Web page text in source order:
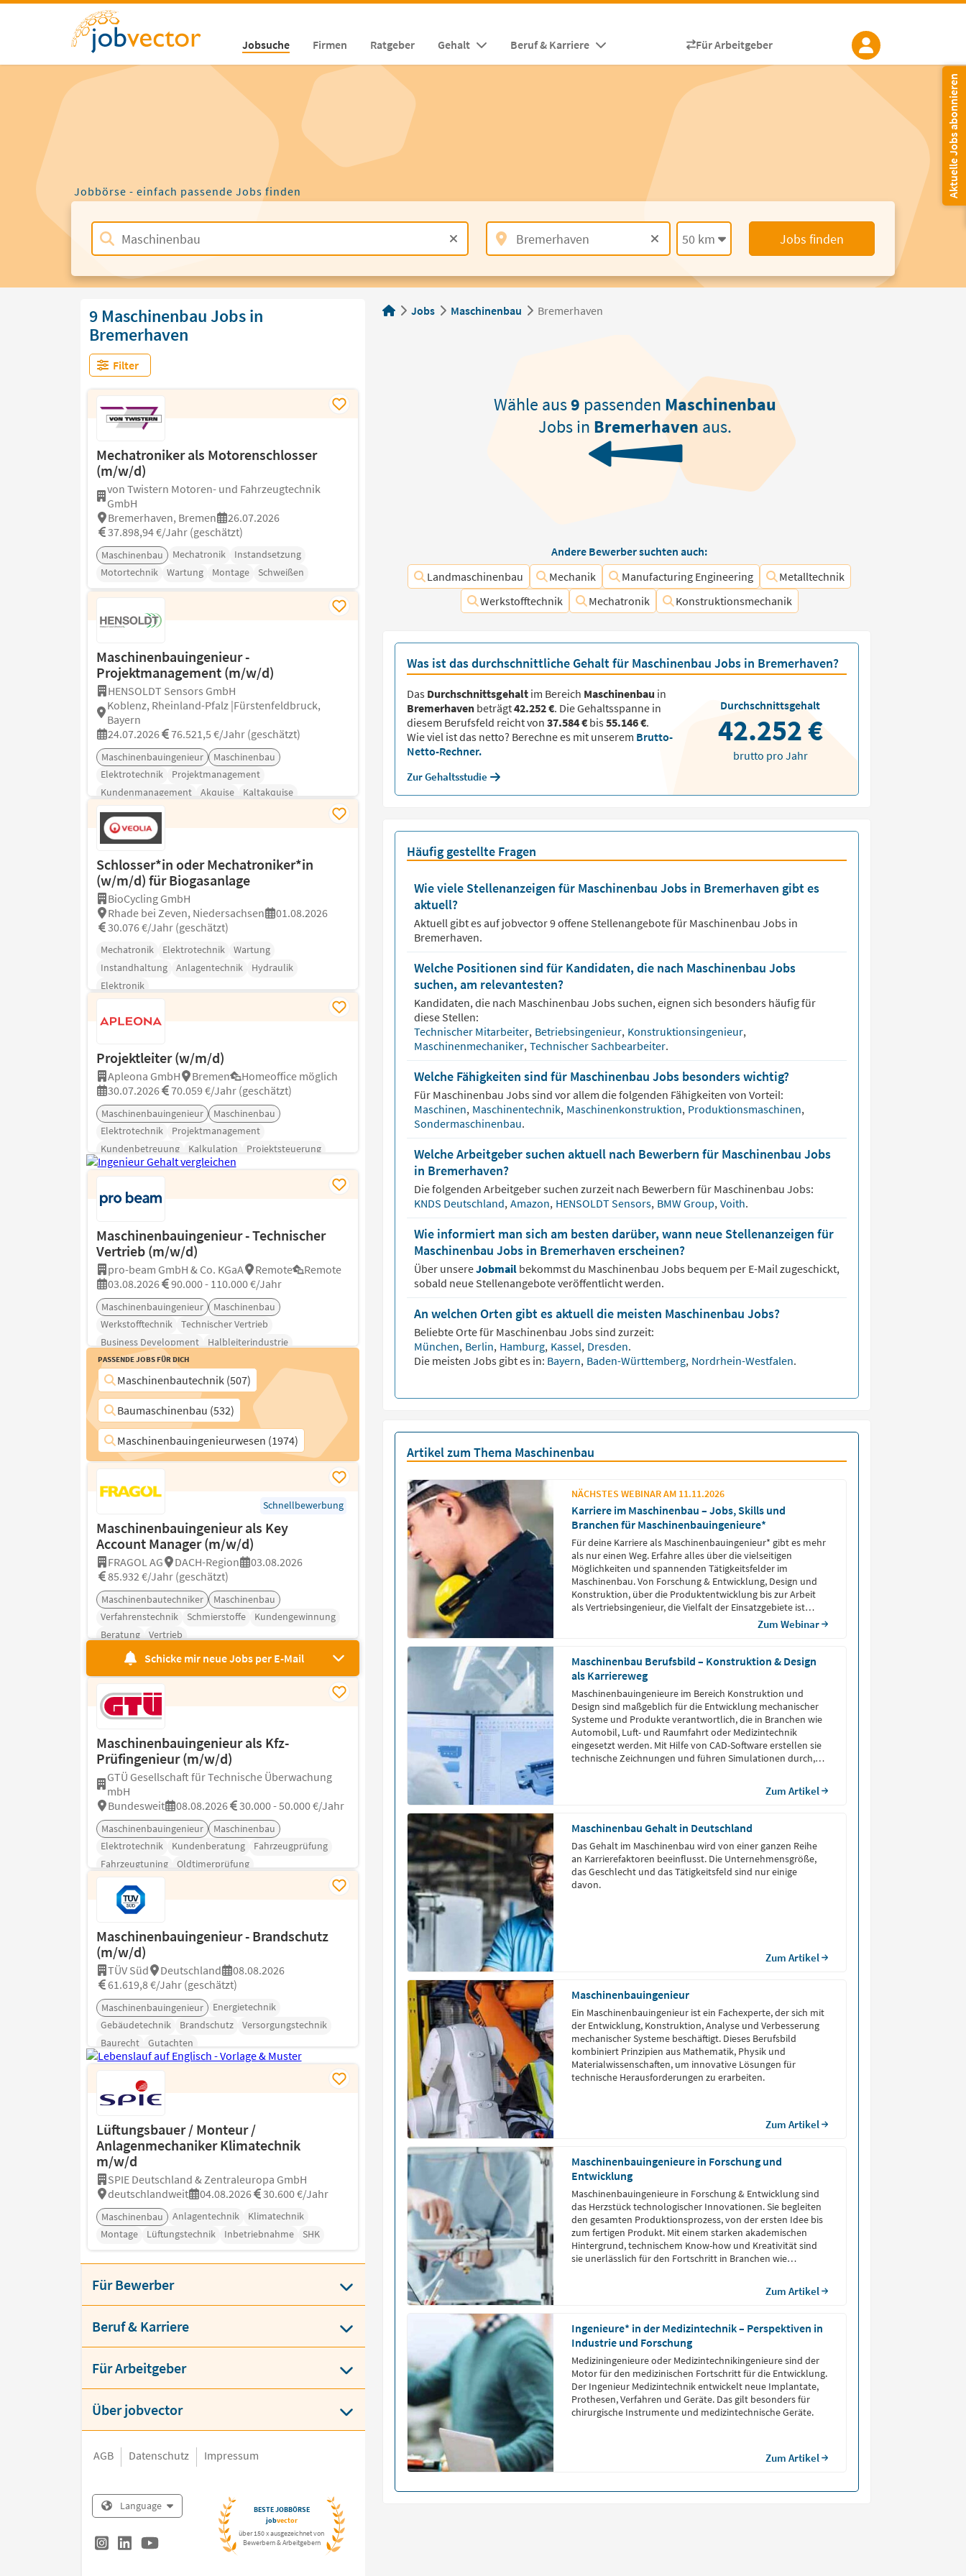
Jobsuche Firmen Ratgeber Gehalt Beruf & Karriere Für Arbeitgeber
Aktuelle Jobs abonnieren
Jobbörse - einfach passende Jobs finden
50 km Jobs finden
9 Maschinenbau Jobs in
Bremerhaven
Filter
Mechatroniker als Motorenschlosser
(m/w/d)
von Twistern Motoren- und Fahrzeugtechnik
GmbH
Bremerhaven, Bremen
26.07.2026
37.898,94 €/Jahr (geschätzt)
Maschinenbau Mechatronik
Instandsetzung
Motortechnik
Wartung Montage Schweißen
Maschinenbauingenieur -
Projektmanagement (m/w/d)
HENSOLDT Sensors GmbH
Koblenz, Rheinland-Pfalz |Fürstenfeldbruck,
Bayern
24.07.2026
76.521,5 €/Jahr (geschätzt)
Maschinenbauingenieur
Maschinenbau
Elektrotechnik
Projektmanagement
Kundenmanagement
Akquise Kaltakquise
Schlosser*in oder Mechatroniker*in
(w/m/d) für Biogasanlage
BioCycling GmbH
Rhade bei Zeven, Niedersachsen
01.08.2026
30.076 €/Jahr (geschätzt)
Mechatronik Elektrotechnik
Wartung
Instandhaltung
Anlagentechnik
Hydraulik
Elektronik
Projektleiter (w/m/d)
Apleona GmbH Bremen
Homeoffice möglich
30.07.2026
70.059 €/Jahr (geschätzt)
Maschinenbauingenieur
Maschinenbau
Elektrotechnik
Projektmanagement
Kundenbetreuung
Kalkulation Projektsteuerung
Maschinenbauingenieur - Technischer
Vertrieb (m/w/d)
pro-beam GmbH & Co. KGaA Remote
Remote
03.08.2026
90.000 - 110.000 €/Jahr
Maschinenbauingenieur
Maschinenbau
Werkstofftechnik
Technischer Vertrieb
Business Development
Halbleiterindustrie
Key Account Management
Passende Jobs für Dich
Maschinenbautechnik (507)
Baumaschinenbau (532)
Maschinenbauingenieurwesen (1974)
Schnellbewerbung
Maschinenbauingenieur als Key
Account Manager (m/w/d)
FRAGOL AG DACH-Region
03.08.2026
85.932 €/Jahr (geschätzt)
Maschinenbautechniker
Maschinenbau
Verfahrenstechnik
Schmierstoffe
Kundengewinnung
Beratung
Vertrieb
Schicke mir neue Jobs per E-Mail
Maschinenbauingenieur als Kfz-
Prüfingenieur (m/w/d)
GTÜ Gesellschaft für Technische Überwachung
mbH
Bundesweit
08.08.2026 30.000 - 50.000 €/Jahr
Maschinenbauingenieur
Maschinenbau
Elektrotechnik
Kundenberatung
Fahrzeugprüfung
Fahrzeugtuning
Oldtimerprüfung
Maschinenbauingenieur - Brandschutz
(m/w/d)
TÜV Süd Deutschland
08.08.2026
61.619,8 €/Jahr (geschätzt)
Maschinenbauingenieur
Energietechnik
Gebäudetechnik
Brandschutz
Versorgungstechnik
Baurecht
Gutachten
Lüftungsbauer / Monteur /
Anlagenmechaniker Klimatechnik
m/w/d
SPIE Deutschland & Zentraleuropa GmbH
deutschlandweit
04.08.2026 30.600 €/Jahr
Maschinenbau Anlagentechnik
Klimatechnik
Montage
Lüftungstechnik Inbetriebnahme SHK
Für Bewerber
Beruf & Karriere
Für Arbeitgeber
Über jobvector
AGB Datenschutz Impressum
Language
BESTE JOBBÖRSE
jobvector
über 150 x ausgezeichnet von
Bewerbern & Arbeitgebern
Jobs Maschinenbau Bremerhaven
Wähle aus9 passenden Maschinenbau
Jobs in Bremerhaven aus.
Andere Bewerber suchten auch:
Landmaschinenbau
Mechanik Manufacturing Engineering
Metalltechnik
Werkstofftechnik
Mechatronik Konstruktionsmechanik
Was ist das durchschnittliche Gehalt für Maschinenbau Jobs in Bremerhaven?
Das Durchschnittsgehaltim Bereich Maschinenbau in
Bremerhavenbeträgt42.252 €. Die Gehaltsspanne in
diesem Berufsfeld reicht von 37.584 €bis55.146 €.
Wie viel ist das netto? Berechne es mit unserem Brutto-
Netto-Rechner.
Zur Gehaltsstudie
Durchschnittsgehalt
42.252 €
brutto pro Jahr
Häufig gestellte Fragen
Wie viele Stellenanzeigen für Maschinenbau Jobs in Bremerhaven gibt es
aktuell?
Aktuell gibt es auf jobvector9offene Stellenangebote für Maschinenbau Jobs in
Bremerhaven.
Welche Positionen sind für Kandidaten, die nach Maschinenbau Jobs
suchen, am relevantesten?
Kandidaten, die nach Maschinenbau Jobs suchen, eignen sich besonders häufig für
diese Stellen:
Technischer Mitarbeiter, Betriebsingenieur, Konstruktionsingenieur,
Maschinenmechaniker, Technischer Sachbearbeiter.
Welche Fähigkeiten sind für Maschinenbau Jobs besonders wichtig?
Für Maschinenbau Jobs sind vor allem die folgenden Fähigkeiten von Vorteil:
Maschinen, Maschinentechnik, Maschinenkonstruktion, Produktionsmaschinen,
Sondermaschinenbau.
Welche Arbeitgeber suchen aktuell nach Bewerbern für Maschinenbau Jobs
in Bremerhaven?
Die folgenden Arbeitgeber suchen zurzeit nach Bewerbern für Maschinenbau Jobs:
KNDS Deutschland, Amazon, HENSOLDT Sensors, BMW Group, Voith.
Wie informiert man sich am besten darüber, wann neue Stellenanzeigen für
Maschinenbau Jobs in Bremerhaven erscheinen?
Über unsereJobmail bekommst du Maschinenbau Jobs bequem per E-Mail zugeschickt,
sobald neue Stellenangebote veröffentlicht werden.
An welchen Orten gibt es aktuell die meisten Maschinenbau Jobs?
Beliebte Orte für Maschinenbau Jobs sind zurzeit:
München, Berlin, Hamburg, Kassel, Dresden.
Die meisten Jobs gibt es in: Bayern, Baden-Württemberg, Nordrhein-Westfalen.
Artikel zum Thema Maschinenbau
NÄCHSTES WEBINAR AM 11.11.2026
Karriere im Maschinenbau – Jobs, Skills und
Branchen für Maschinenbauingenieure*
Für deine Karriere als Maschinenbauingenieur* gibt es mehr
als nur einen Weg. Erfahre alles über die vielseitigen
Möglichkeiten und spannenden Tätigkeitsfelder im
Maschinenbau. Von Forschung & Entwicklung, Design und
Konstruktion, über die Produktentwicklung bis zur Arbeit
als Vertriebsingenieur, die Vielfalt der Einsatzgebiete ist
Zum Webinar
Maschinenbau Berufsbild – Konstruktion & Design
als Karriereweg
Maschinenbauingenieure im Bereich Konstruktion und
Design sind maßgeblich für die Entwicklung mechanischer
Systeme und Produkte verantwortlich, die in Branchen wie
Automobil, Luft- und Raumfahrt oder Medizintechnik
eingesetzt werden. Mit Hilfe von CAD-Software erstellen sie
technische Zeichnungen und führen Simulationen durch,
Zum Artikel
Maschinenbau Gehalt in Deutschland
Das Gehalt im Maschinenbau wird von einer ganzen Reihe
an Karrierefaktoren beeinflusst. Die Unternehmensgröße,
das Geschlecht und das Tätigkeitsfeld sind nur einige
davon.
Zum Artikel
Maschinenbauingenieur
Ein Maschinenbauingenieur ist ein Fachexperte, der sich mit
der Entwicklung, Konstruktion, Analyse und Verbesserung
mechanischer Systeme beschäftigt. Dieses Berufsbild
kombiniert Prinzipien aus Mathematik, Physik und
Materialwissenschaften, um innovative Lösungen für
technische Herausforderungen zu erarbeiten.
Zum Artikel
Maschinenbauingenieure in Forschung und
Entwicklung
Maschinenbauingenieure in Forschung & Entwicklung sind
das Herzstück technologischer Innovationen. Sie begleiten
den gesamten Produktionsprozess, von der ersten Idee bis
zum fertigen Produkt. Mit einem starken akademischen
Hintergrund, technischem Know-how und Kreativität sind
sie unerlässlich für den Fortschritt in Branchen wie
Zum Artikel
Ingenieure* in der Medizintechnik – Perspektiven in
Industrie und Forschung
Mediziningenieure oder Medizintechnikingenieure sind der
Motor für den medizinischen Fortschritt für die Entwicklung.
Der Ingenieur Medizintechnik entwickelt neue Implantate,
Prothesen, Verfahren und Geräte. Das gilt besonders für
chirurgische Instrumente und medizintechnische Geräte.
Zum Artikel